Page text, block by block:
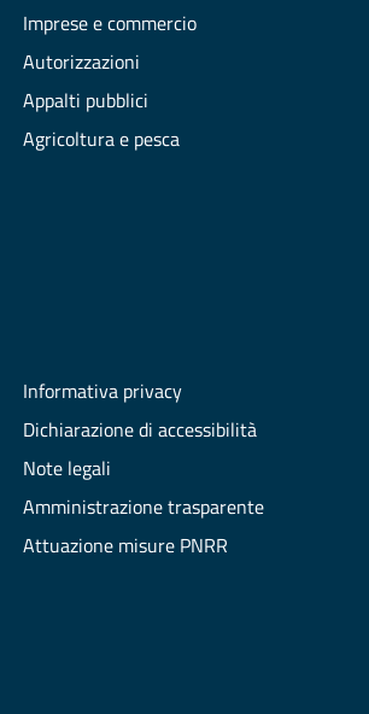
Imprese e commercio
Autorizzazioni
Appalti pubblici
Agricoltura e pesca
Informativa privacy
Dichiarazione di accessibilità
Note legali
Amministrazione trasparente
Attuazione misure PNRR